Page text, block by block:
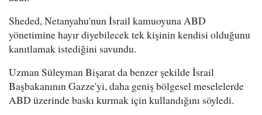
Sheded, Netanyahu'nun İsrail kamuoyuna ABD
yönetimine hayır diyebilecek tek kişinin kendisi olduğunu
kanıtlamak istediğini savundu.
Uzman Süleyman Bişarat da benzer şekilde İsrail
Başbakanının Gazze'yi, daha geniş bölgesel meselelerde
ABD üzerinde baskı kurmak için kullandığını söyledi.